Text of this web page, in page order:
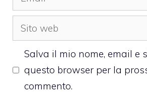
Sito
web
Salva il mio nome, email e
questo browser per la
commento.